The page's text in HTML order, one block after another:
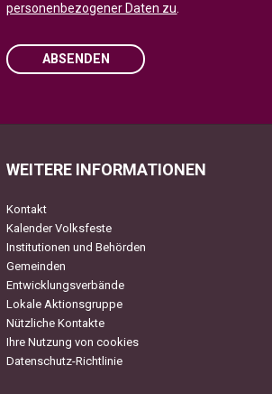
personenbezogener Daten zu.
ABSENDEN
WEITERE INFORMATIONEN
Kontakt
Kalender Volksfeste
Institutionen und Behörden
Gemeinden
Entwicklungsverbände
Lokale Aktionsgruppe
Nützliche Kontakte
Ihre Nutzung von cookies
Datenschutz-Richtlinie